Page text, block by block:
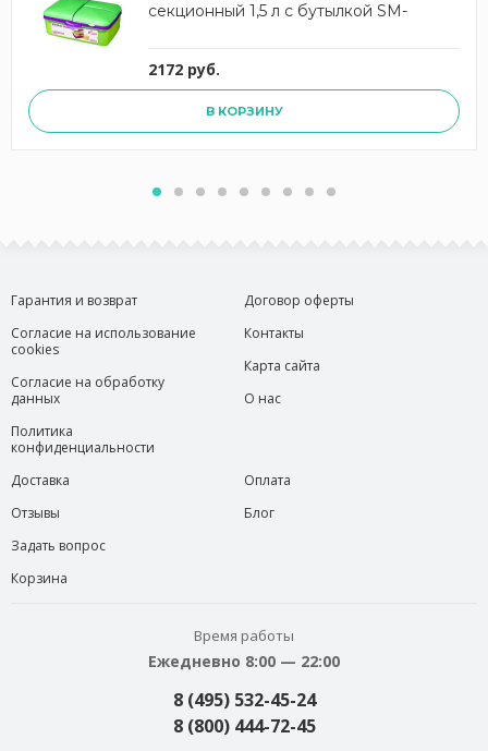
секционный 1,5 л с бутылкой SM-
2172 руб.
В КОРЗИНУ
Гарантия и возврат
Согласие на использование
cookies
Согласие на обработку
данных
Политика
конфиденциальности
Договор оферты
Контакты
Карта сайта
О нас
Доставка
Отзывы
Задать вопрос
Корзина
Оплата
Блог
Время работы
Ежедневно 8:00 — 22:00
8 (495) 532-45-24
8 (800) 444-72-45